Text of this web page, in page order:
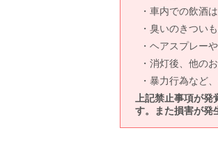
車内での飲酒
臭いのきつい
ヘアスプレー
消灯後、他の
暴力行為など
上記禁止事項が
す。また損害が発